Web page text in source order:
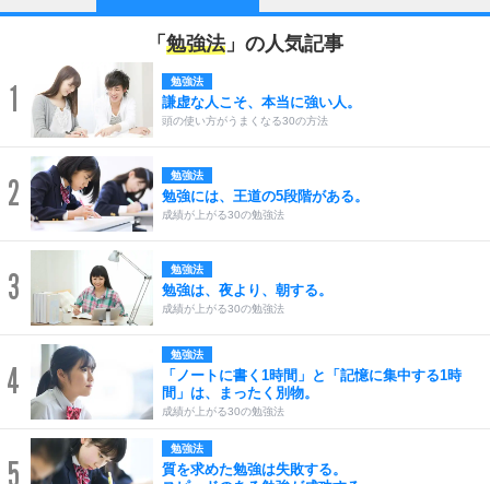
「 勉強法」の人気記事
1 勉強法
謙虚な人こそ、本当に強い人。
頭の使い方がうまくなる30の方法
2 勉強法
勉強には、王道の5段階がある。
成績が上がる30の勉強法
3 勉強法
勉強は、夜より、朝する。
成績が上がる30の勉強法
4
勉強法
「ノートに書く1時間」と「記憶に集中する1時
間」は、まったく別物。
成績が上がる30の勉強法
5
勉強法
質を求めた勉強は失敗する。